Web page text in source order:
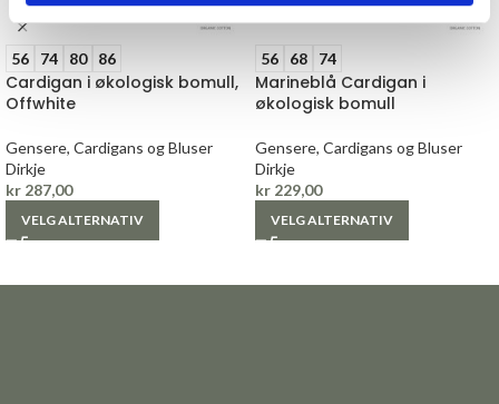
56 74 80 86
Cardigan i økologisk bomull,
Offwhite
Gensere, Cardigans og Bluser
Dirkje
kr 287,00
VELG ALTERNATIV
56 68 74
Marineblå Cardigan i
økologisk bomull
Gensere, Cardigans og Bluser
Dirkje
kr 229,00
VELG ALTERNATIV